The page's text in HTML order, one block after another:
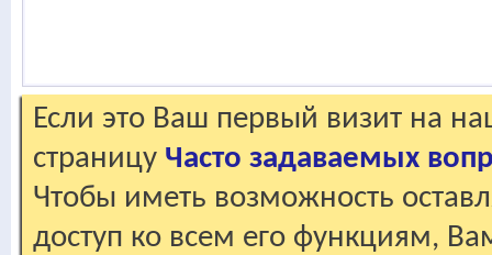
Если это Ваш первый визит на
страницу Часто задаваемых
Чтобы иметь возможность
доступ ко всем его функциям,